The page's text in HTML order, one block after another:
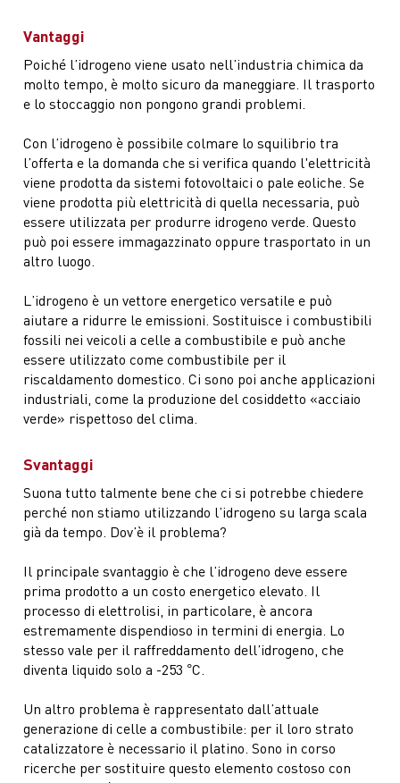
Vantaggi
Poiché l’idrogeno viene usato nell’industria chimica da
molto tempo, è molto sicuro da maneggiare. Il trasporto
e lo stoccaggio non pongono grandi problemi.
Con l’idrogeno è possibile colmare lo squilibrio tra
l’offerta e la domanda che si verifica quando l'elettricità
viene prodotta da sistemi fotovoltaici o pale eoliche. Se
viene prodotta più elettricità di quella necessaria, può
essere utilizzata per produrre idrogeno verde. Questo
può poi essere immagazzinato oppure trasportato in un
altro luogo.
L’idrogeno è un vettore energetico versatile e può
aiutare a ridurre le emissioni. Sostituisce i combustibili
fossili nei veicoli a celle a combustibile e può anche
essere utilizzato come combustibile per il
riscaldamento domestico. Ci sono poi anche applicazioni
industriali, come la produzione del cosiddetto «acciaio
verde» rispettoso del clima.
Svantaggi
Suona tutto talmente bene che ci si potrebbe chiedere
perché non stiamo utilizzando l’idrogeno su larga scala
già da tempo. Dov’è il problema?
Il principale svantaggio è che l’idrogeno deve essere
prima prodotto a un costo energetico elevato. Il
processo di elettrolisi, in particolare, è ancora
estremamente dispendioso in termini di energia. Lo
stesso vale per il raffreddamento dell’idrogeno, che
diventa liquido solo a -253 °C.
Un altro problema è rappresentato dall’attuale
generazione di celle a combustibile: per il loro strato
catalizzatore è necessario il platino. Sono in corso
ricerche per sostituire questo elemento costoso con